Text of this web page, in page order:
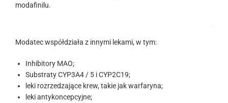
modafinilu.
.
Modatec współdziała z innymi lekami, w tym:
Inhibitory MAO;
Substraty CYP3A4 / 5 i CYP2C19;
leki rozrzedzające krew, takie jak warfaryna;
leki antykoncepcyjne;